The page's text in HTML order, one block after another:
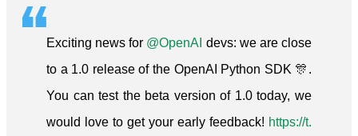
Exciting news for @OpenAI devs: we are close
to a 1.0 release of the OpenAI Python SDK 🎊.
You can test the beta version of 1.0 today, we
would love to get your early feedback! https://t.